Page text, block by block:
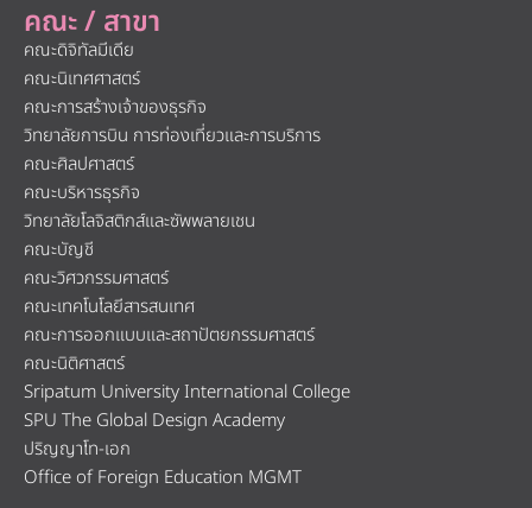
คณะ / สาขา
คณะดิจิทัลมีเดีย
คณะนิเทศศาสตร์
คณะการสร้างเจ้าของธุรกิจ
วิทยาลัยการบิน การท่องเที่ยวและการบริการ
คณะศิลปศาสตร์
คณะบริหารธุรกิจ
วิทยาลัยโลจิสติกส์และซัพพลายเชน
คณะบัญชี
คณะวิศวกรรมศาสตร์
คณะเทคโนโลยีสารสนเทศ
คณะการออกแบบและสถาปัตยกรรมศาสตร์
คณะนิติศาสตร์
Sripatum University International College
SPU The Global Design Academy
ปริญญาโท-เอก
Office of Foreign Education MGMT